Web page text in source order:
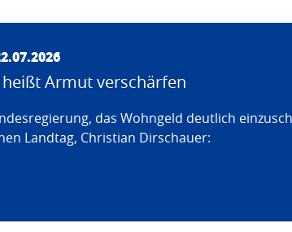
Armut verschärfen
das Wohngeld deutlich
Landtag, Christian Dirschauer: